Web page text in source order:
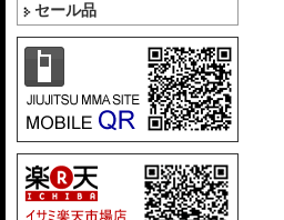
セール品